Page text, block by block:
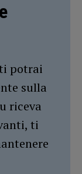
potrai
sulla
riceva
ti